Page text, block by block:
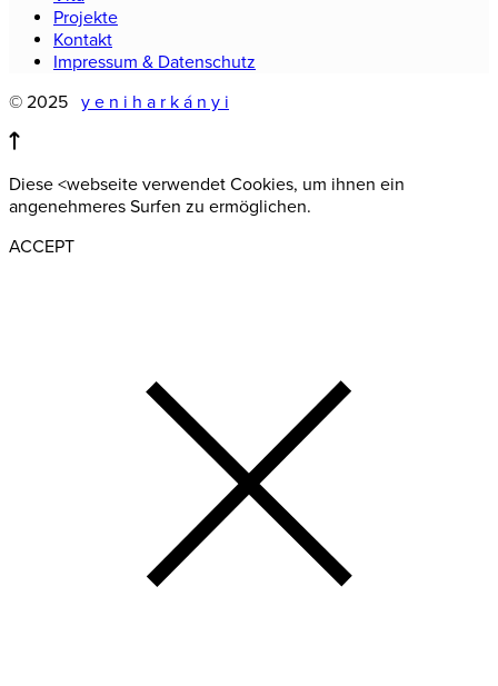
Projekte
Kontakt
Impressum & Datenschutz
© 2025 y e n i h a r k á n y i
Diese <webseite verwendet Cookies, um ihnen ein
angenehmeres Surfen zu ermöglichen.
ACCEPT